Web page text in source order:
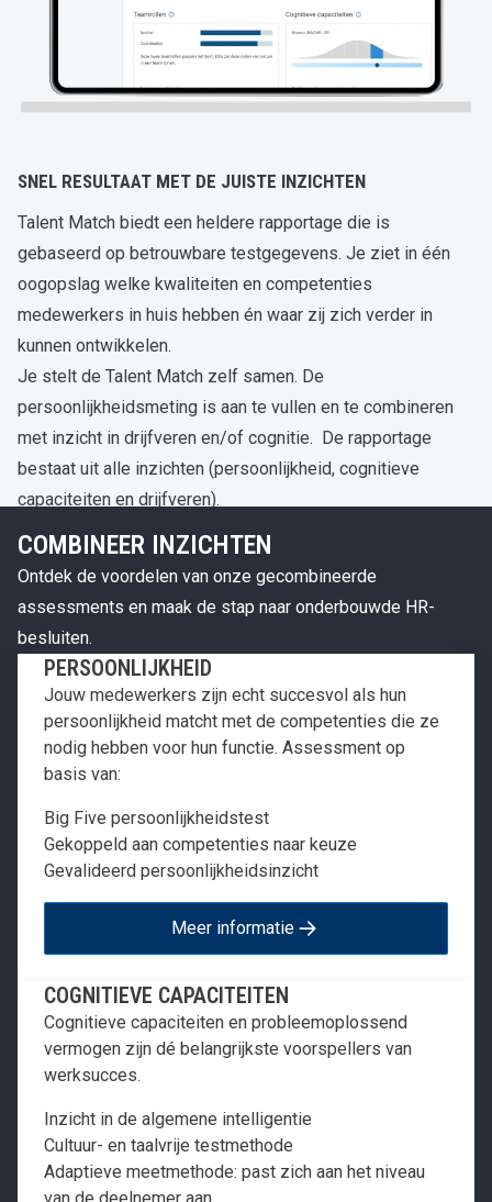
SNEL RESULTAAT MET DE JUISTE INZICHTEN
Talent Match biedt een heldere rapportage die is
gebaseerd op betrouwbare testgegevens. Je ziet in één
oogopslag welke kwaliteiten en competenties
medewerkers in huis hebben én waar zij zich verder in
kunnen ontwikkelen.
Je stelt de Talent Match zelf samen. De
persoonlijkheidsmeting is aan te vullen en te combineren
met inzicht in drijfveren en/of cognitie. De rapportage
bestaat uit alle inzichten (persoonlijkheid, cognitieve
capaciteiten en drijfveren).
COMBINEER INZICHTEN
Ontdek de voordelen van onze gecombineerde
assessments en maak de stap naar onderbouwde HR-
besluiten.
PERSOONLIJKHEID
Jouw medewerkers zijn echt succesvol als hun
persoonlijkheid matcht met de competenties die ze
nodig hebben voor hun functie. Assessment op
basis van:
Big Five persoonlijkheidstest
Gekoppeld aan competenties naar keuze
Gevalideerd persoonlijkheidsinzicht
Meer informatie
COGNITIEVE CAPACITEITEN
Cognitieve capaciteiten en probleemoplossend
vermogen zijn dé belangrijkste voorspellers van
werksucces.
Inzicht in de algemene intelligentie
Cultuur- en taalvrije testmethode
Adaptieve meetmethode: past zich aan het niveau
van de deelnemer aan